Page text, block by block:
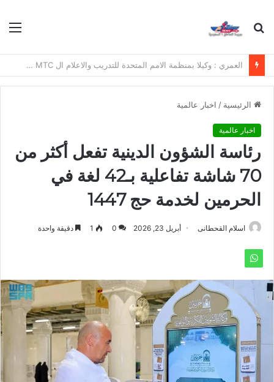
بحث
*معرض”السعودية تصنع المستقبل” فرصة استثمارية للشركات الناشئة في قطاعات الذكاء الاصطناعي وربطها بالشركات العالمية*
الرئيسية / اخبار عالمية
اخبار عالمية
رئاسة الشؤون الدينية تفعل أكثر من
70 شاشة تفاعلية بـ42 لغة في
الحرمين لخدمة حج 1447
اسلام القحطانى أبريل 23, 2026 0
1 دقيقة واحدة